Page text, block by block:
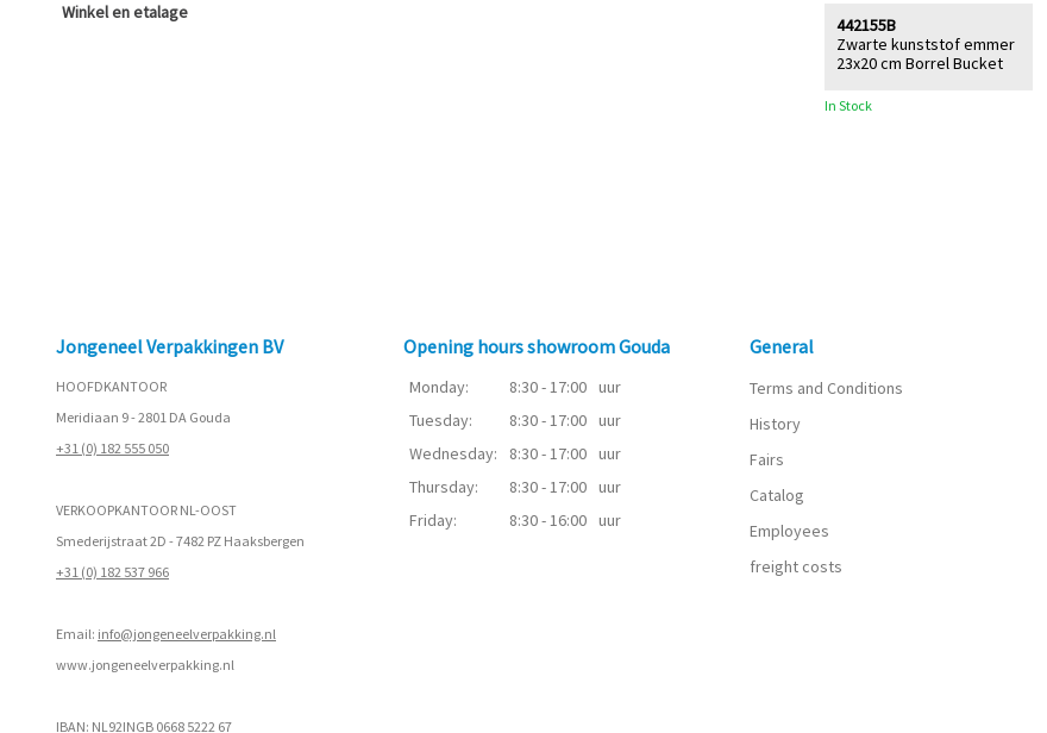
Winkel en etalage
Zwarte kunststof emmer
23x20 cm Borrel Bucket
442155B
In Stock
Jongeneel Verpakkingen BV
HOOFDKANTOOR
Meridiaan 9 - 2801 DA Gouda
+31 (0) 182 555 050
VERKOOPKANTOOR NL-OOST
Smederijstraat 2D - 7482 PZ Haaksbergen
+31 (0) 182 537 966
Email: info@jongeneelverpakking.nl
www.jongeneelverpakking.nl
IBAN: NL92INGB 0668 5222 67
Opening hours showroom Gouda
Monday: 8:30 - 17:00 uur
Tuesday:
8:30 - 17:00 uur
Wednesday:
8:30 - 17:00 uur
Thursday:
8:30 - 17:00 uur
Friday:
8:30 - 16:00 uur
General
Terms and Conditions
History
Fairs
Catalog
Employees
freight costs